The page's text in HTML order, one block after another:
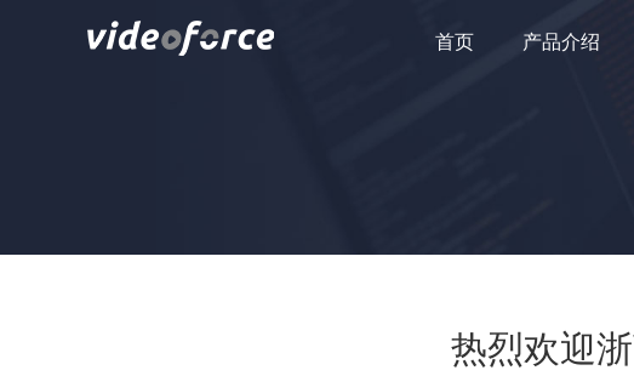
首页 产品介绍
热烈欢迎